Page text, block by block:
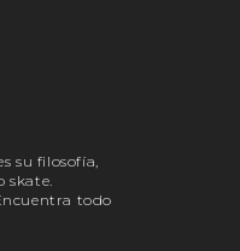
su filosofía,
skate.
todo